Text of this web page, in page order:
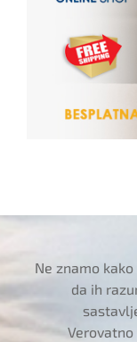
Ne znamo
da ih